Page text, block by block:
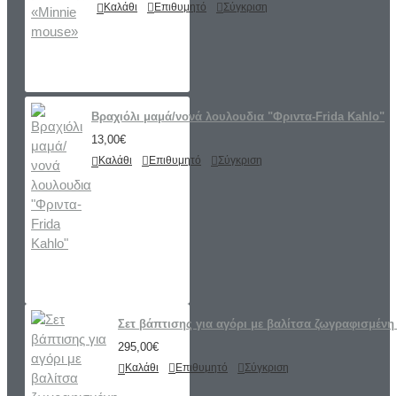
Καλάθι Επιθυμητό Σύγκριση
Βραχιόλι μαμά/νονά λουλουδια "Φριντα-Frida Kahlo"
13,00€
Καλάθι Επιθυμητό Σύγκριση
Σετ βάπτισης για αγόρι με βαλίτσα
295,00€
Καλάθι Επιθυμητό Σύγκριση